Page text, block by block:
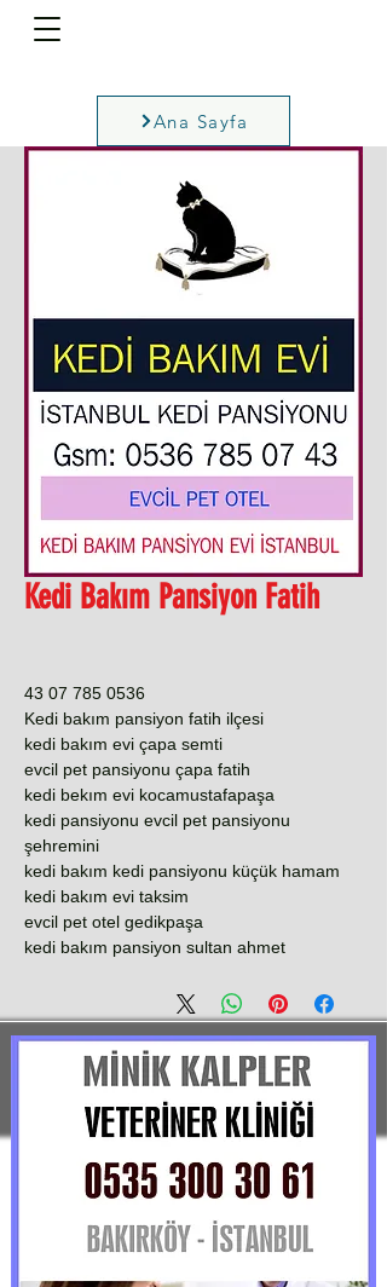
Ana Sayfa
Kedi Bakım Pansiyon Fatih
0536 785 07 43
Kedi bakım pansiyon fatih ilçesi
kedi bakım evi çapa semti
evcil pet pansiyonu çapa fatih
kedi bekım evi kocamustafapaşa
kedi pansiyonu evcil pet pansiyonu
şehremini
kedi bakım kedi pansiyonu küçük hamam
kedi bakım evi taksim
evcil pet otel gedikpaşa
kedi bakım pansiyon sultan ahmet